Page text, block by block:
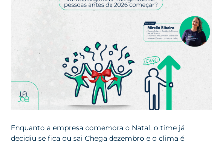
Enquanto a empresa comemora o Natal, o time já
decidiu se fica ou sai Chega dezembro e o clima é